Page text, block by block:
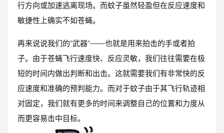
行方向或加速逃离现场。而蚊子虽然轻盈但在反应速度和
敏捷性上确实不如苍蝇。
再来说说我们的“武器”——也就是用来拍击的手或者拍
子。由于苍蝇飞行速度快、反应灵敏，我们往往需要在极
短的时间内做出判断和出击。这就需要我们有非常快的反
应速度和准确的预判能力。而对于蚊子由于其飞行轨迹相
对固定，我们就有更多的时间来调整自己的位置和力度从
而更容易击中目标。